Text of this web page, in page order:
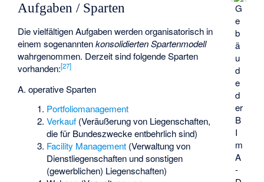
G
e
b
ä
u
d
e
d
er
B
I
m
A
-
Aufgaben / Sparten
Die vielfältigen Aufgaben werden organisatorisch in
einem sogenanntenkonsolidierten Spartenmodell
wahrgenommen. Derzeit sind folgende Sparten
vorhanden:[27]
A. operative Sparten
Portfoliomanagement
Verkauf (Veräußerung von Liegenschaften,
die für Bundeszwecke entbehrlich sind)
Facility Management (Verwaltung von
Dienstliegenschaften und sonstigen
(gewerblichen) Liegenschaften)